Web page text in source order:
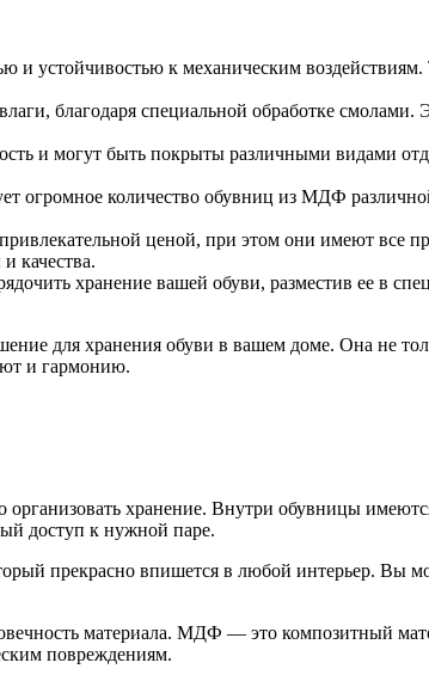
устойчивостью к механическим воздействиям.
благодаря специальной обработке
и могут быть покрыты различными видами
огромное количество обувниц из МДФ
ценой, при этом они имеют все
качества.
хранение вашей обуви, разместив ее в
для хранения обуви в вашем доме. Она не
и гармонию.
хранение. Внутри обувницы
доступ к нужной паре.
прекрасно впишется в любой интерьер. Вы
материала. МДФ — это композитный
повреждениям.